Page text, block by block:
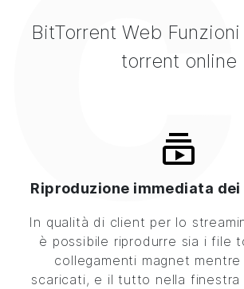
BitTorrent Web
torrent online
Riproduzione immediata
In qualità di client per lo
è possibile riprodurre sia i file
collegamenti magnet
scaricati, e il tutto nella finestra